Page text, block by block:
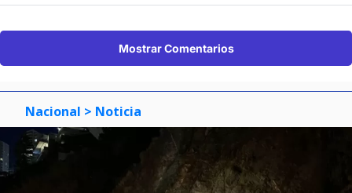
Mostrar Comentarios
Nacional > Noticia